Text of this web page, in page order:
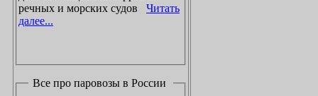
речных и морских судов Читать
далее...
Все про паровозы в России